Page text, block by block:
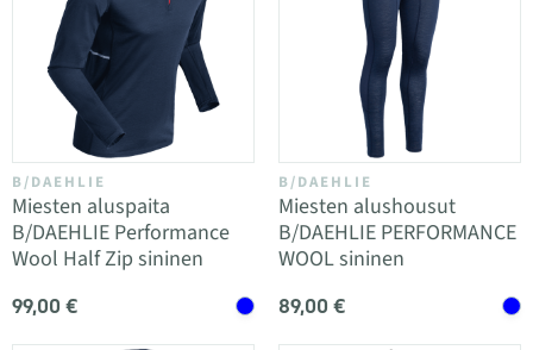
B/DAEHLIE
Miesten aluspaita
B/DAEHLIE Performance
Wool Half Zip sininen
99,00 €
B/DAEHLIE
Miesten alushousut
B/DAEHLIE PERFORMANCE
WOOL sininen
89,00 €